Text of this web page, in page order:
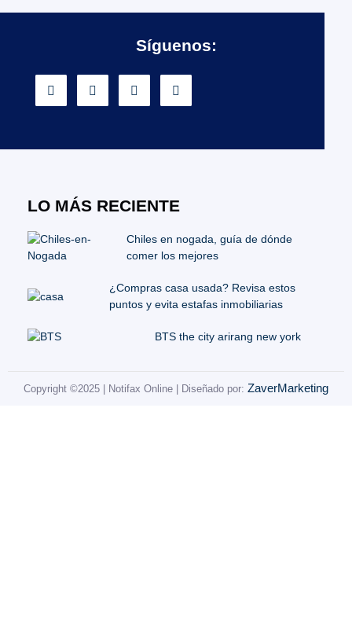
Síguenos:
LO MÁS RECIENTE
Chiles en nogada, guía de dónde
comer los mejores
¿Compras casa usada? Revisa estos
puntos y evita estafas inmobiliarias
BTS the city arirang new york
Copyright ©2025 | Notifax Online | Diseñado por: ZaverMarketing